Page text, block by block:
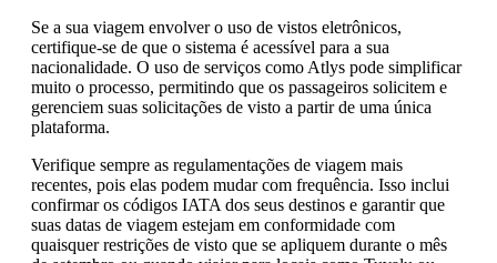
Se a sua viagem envolver o uso de vistos eletrônicos,
certifique-se de que o sistema é acessível para a sua
nacionalidade. O uso de serviços como Atlys pode simplificar
muito o processo, permitindo que os passageiros solicitem e
gerenciem suas solicitações de visto a partir de uma única
plataforma.
Verifique sempre as regulamentações de viagem mais
recentes, pois elas podem mudar com frequência. Isso inclui
confirmar os códigos IATA dos seus destinos e garantir que
suas datas de viagem estejam em conformidade com
quaisquer restrições de visto que se apliquem durante o mês